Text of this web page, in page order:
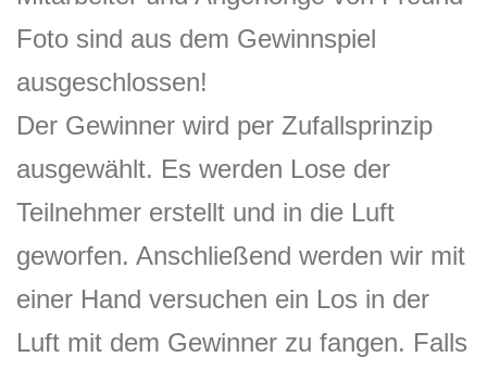
Foto sind aus dem Gewinnspiel
ausgeschlossen!
Der Gewinner wird per Zufallsprinzip
ausgewählt. Es werden Lose der
Teilnehmer erstellt und in die Luft
geworfen. Anschließend werden wir mit
einer Hand versuchen ein Los in der
Luft mit dem Gewinner zu fangen. Falls